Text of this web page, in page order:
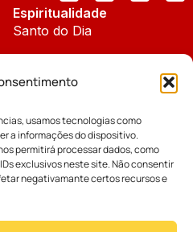
usamos tecnologias como
a informações do dispositivo.
permitirá processar dados, como
exclusivos neste site. Não consentir
negativamante certos recursos e
Espiritualidade
Santo do Dia
Cúria Diocesana
Fundo Diocesano